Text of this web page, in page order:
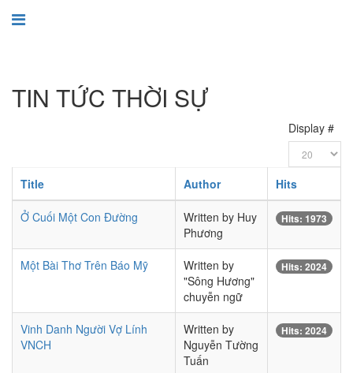
TIN TỨC THỜI SỰ
Display #
Title Author Hits
Ở Cuối Một Con Đường
Written by Huy
Phương
Hits: 1973
Một Bài Thơ Trên Báo Mỹ
Written by
"Sông Hương"
chuyễn ngữ
Hits: 2024
Vinh Danh Người Vợ Lính
VNCH
Written by
Nguyễn Tường
Tuấn
Hits: 2024